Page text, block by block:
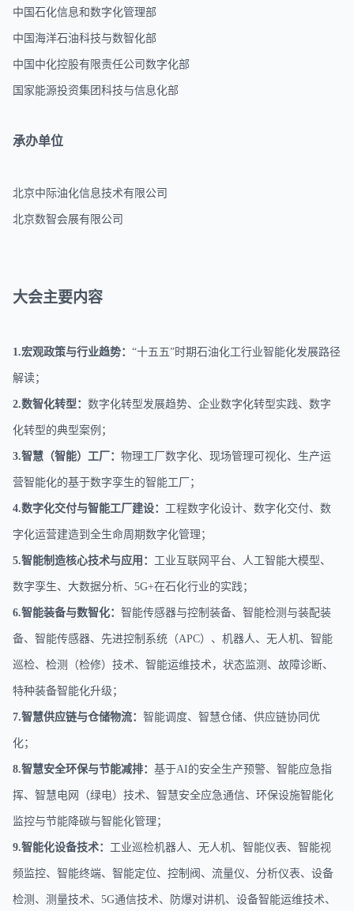
中国石化信息和数字化管理部
中国海洋石油科技与数智化部
中国中化控股有限责任公司数字化部
国家能源投资集团科技与信息化部
承办单位
北京中际油化信息技术有限公司
北京数智会展有限公司
大会主要内容
1.宏观政策与行业趋势： “十五五”时期石油化工行业智能化发展路径
解读；
2.数智化转型： 数字化转型发展趋势、企业数字化转型实践、数字
化转型的典型案例；
3.智慧（智能）工厂： 物理工厂数字化、现场管理可视化、生产运
营智能化的基于数字孪生的智能工厂 ；
4.数字化交付与智能工厂建设： 工程数字化设计、数字化交付、数
字化运营建造到全生命周期数字化管理；
5.智能制造核心技术与应用： 工业互联网平台、人工智能大模型、
数字孪生、大数据分析、 5G+在石化行业的实践；
6.智能装备与数智化： 智能传感器与控制装备、智能检测与装配装
备、智能传感器、先进控制系统（APC）、机器人、无人机、智能
巡检、检测（检修）技术、智能运维技术，状态监测、故障诊断、
特种装备智能化升级 ；
7.智慧供应链与仓储物流： 智能调度、智慧仓储、供应链协同优
化；
8.智慧安全环保与节能减排： 基于AI的安全生产预警、智能应急指
挥、智慧电网（绿电）技术、智慧安全应急通信、环保设施智能化
监控与节能降碳与智能化管理 ；
9.智能化设备技术： 工业巡检机器人、无人机、智能仪表、智能视
频监控、智能终端、智能定位、控制阀、流量仪、分析仪表、 设备
检测、 测量技术、 5G通信技术、防爆对讲机、设备智能运维技术、